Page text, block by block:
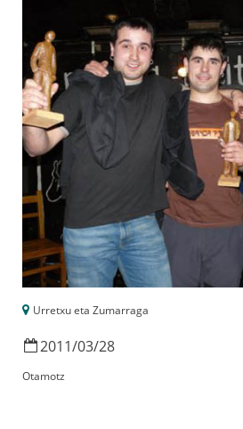
Urretxu eta Zumarraga
2011/03/28
Otamotz